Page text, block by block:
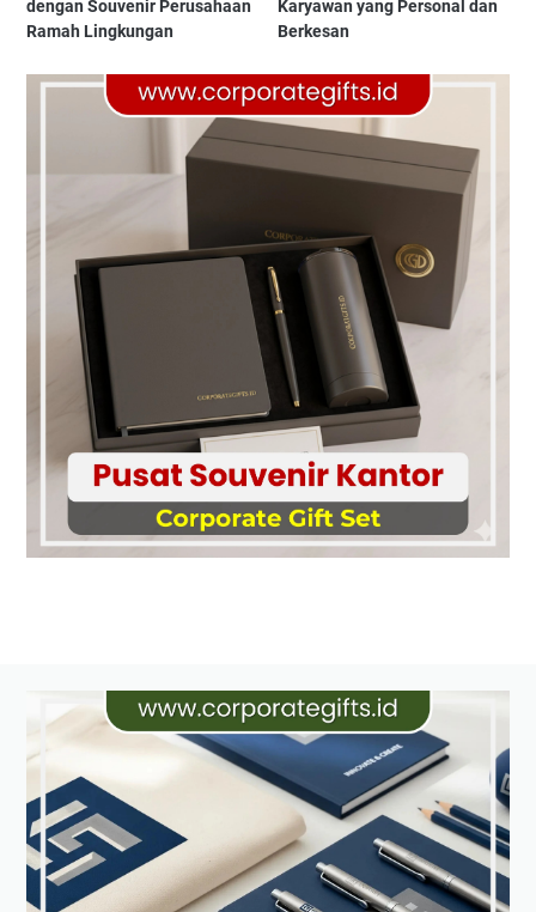
dengan Souvenir Perusahaan
Ramah Lingkungan
Karyawan yang Personal dan
Berkesan